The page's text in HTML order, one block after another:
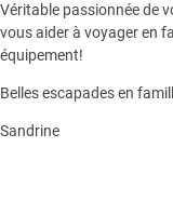
Véritable passionnée de
vous aider à voyager en
équipement!
Belles escapades en
Sandrine